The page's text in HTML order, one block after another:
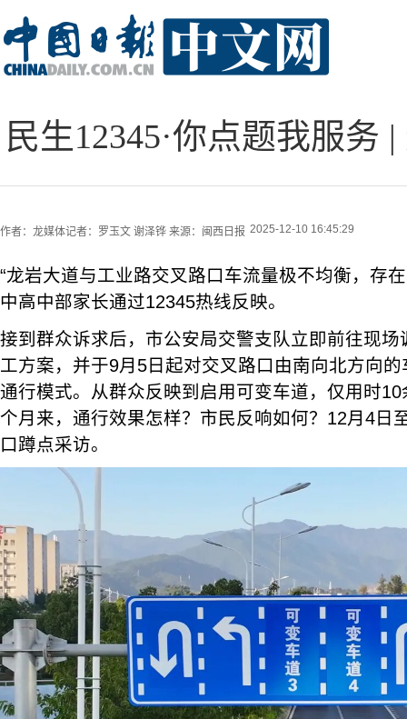
民生12345·你点题我服务
作者： 龙媒体记者：罗玉文 谢泽铧 来源： 闽西日报 2025-12-10 16:45:29
“龙岩大道与工业路交叉路口车流量极不均衡，存在
中高中部家长通过12345热线反映。
接到群众诉求后，市公安局交警支队立即前往现
工方案，并于9月5日起对交叉路口由南向北方向
通行模式。从群众反映到启用可变车道，仅用时
个月来，通行效果怎样？市民反响如何？12月4日
口蹲点采访。